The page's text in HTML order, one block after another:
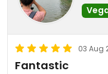
03 Aug
Fantastic